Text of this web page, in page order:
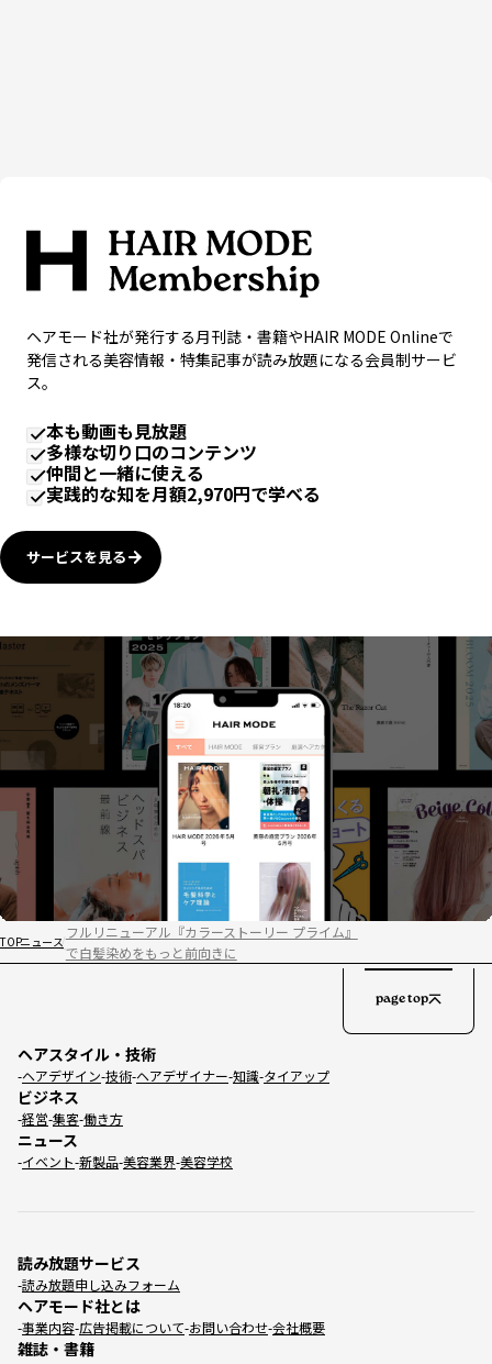
ヘアモード社が発行する月刊誌・書籍やHAIR MODE Onlineで
発信される美容情報・特集記事が読み放題になる会員制サービ
ス。
本も動画も見放題
多様な切り口のコンテンツ
仲間と一緒に使える
実践的な知を月額2,970円で学べる
サービスを見る
TOPニュース
フルリニューアル『カラーストーリー プライム』
で白髪染めをもっと前向きに
ヘアスタイル・技術
ヘアデザイン 技術 ヘアデザイナー 知識 タイアップ
ビジネス
経営 集客 働き方
ニュース
イベント 新製品 美容業界 美容学校
読み放題サービス
読み放題申し込みフォーム
ヘアモード社とは
事業内容 広告掲載について お問い合わせ 会社概要
雑誌・書籍
page top